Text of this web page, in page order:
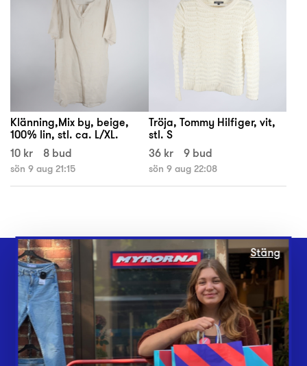
Klänning,Mix by, beige,
100% lin, stl. ca. L/XL.
10 kr
8 bud
sön 9 aug 21:15
Tröja, Tommy Hilfiger, vit,
stl. S
36 kr
9 bud
sön 9 aug 22:08
Webbshop
Butiker
Lämna in
Vårt överskott
Stäng